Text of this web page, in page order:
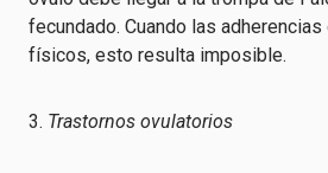
fecundado. Cuando las
físicos, esto resulta imposible.
3. Trastornos ovulatorios